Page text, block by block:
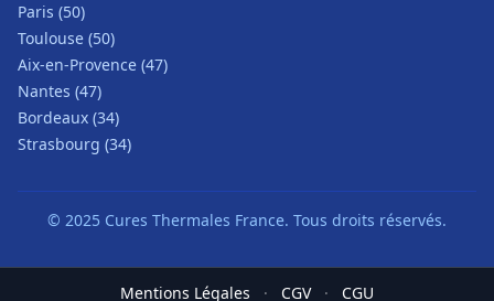
Paris (50)
Toulouse (50)
Aix-en-Provence (47)
Nantes (47)
Bordeaux (34)
Strasbourg (34)
© 2025 Cures Thermales France. Tous droits réservés.
Mentions Légales · CGV · CGU